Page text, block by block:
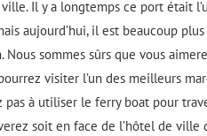
Il y a longtemps ce port était
aujourd’hui, il est beaucoup
Nous sommes sûrs que vous
visiter l’un des meilleurs
pas à utiliser le ferry boat pour
soit en face de l’hôtel de